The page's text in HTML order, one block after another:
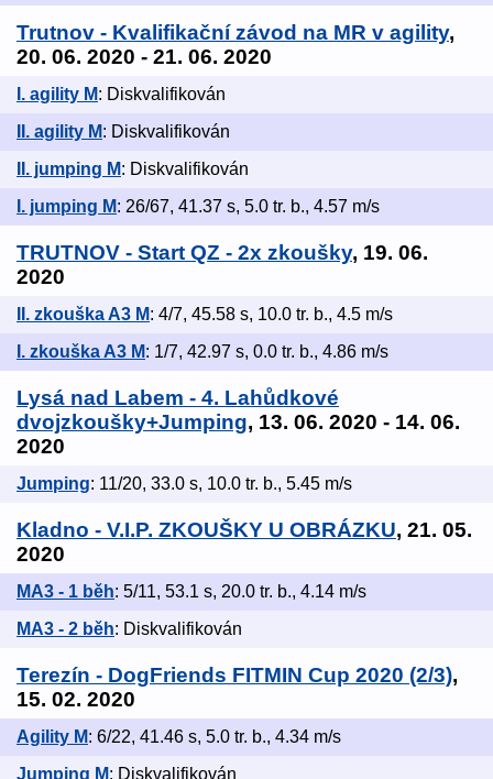
Trutnov - Kvalifikační závod na MR v agility,
20. 06. 2020 - 21. 06. 2020
I. agility M: Diskvalifikován
II. agility M: Diskvalifikován
II. jumping M: Diskvalifikován
I. jumping M: 26/67, 41.37 s, 5.0 tr. b., 4.57 m/s
TRUTNOV - Start QZ - 2x zkoušky, 19. 06.
2020
II. zkouška A3 M: 4/7, 45.58 s, 10.0 tr. b., 4.5 m/s
I. zkouška A3 M: 1/7, 42.97 s, 0.0 tr. b., 4.86 m/s
Lysá nad Labem - 4. Lahůdkové
dvojzkoušky+Jumping, 13. 06. 2020 - 14. 06.
2020
Jumping: 11/20, 33.0 s, 10.0 tr. b., 5.45 m/s
Kladno - V.I.P. ZKOUŠKY U OBRÁZKU, 21. 05.
2020
MA3 - 1 běh: 5/11, 53.1 s, 20.0 tr. b., 4.14 m/s
MA3 - 2 běh: Diskvalifikován
Terezín - DogFriends FITMIN Cup 2020 (2/3),
15. 02. 2020
Agility M: 6/22, 41.46 s, 5.0 tr. b., 4.34 m/s
Jumping M: Diskvalifikován